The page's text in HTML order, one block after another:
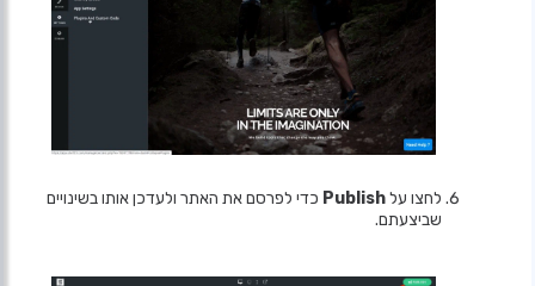
לחצו עלPublish כדי לפרסם את האתר ולעדכן אותו בשינויים
שביצעתם.